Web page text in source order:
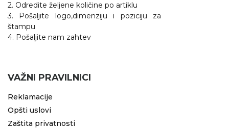
2. Odredite željene količine po artiklu
3. Pošaljite logo,dimenziju i poziciju za
štampu
4. Pošaljite nam zahtev
VAŽNI PRAVILNICI
Reklamacije
Opšti uslovi
Zaštita privatnosti